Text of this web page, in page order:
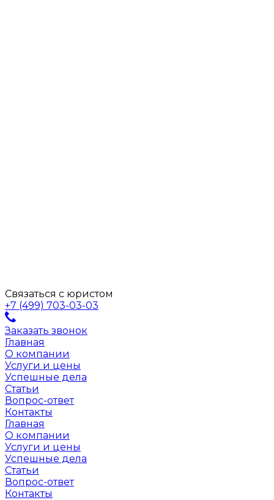
Связаться с юристом
+7 (499) 703-03-03
Заказать звонок
Главная
О компании
Услуги и цены
Успешные дела
Статьи
Вопрос-ответ
Контакты
Главная
О компании
Услуги и цены
Успешные дела
Статьи
Вопрос-ответ
Контакты